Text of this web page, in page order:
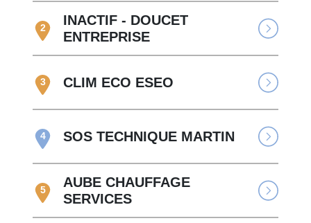
2
INACTIF - DOUCET
ENTREPRISE
3 CLIM ECO ESEO
4 SOS TECHNIQUE MARTIN
5
AUBE CHAUFFAGE
SERVICES